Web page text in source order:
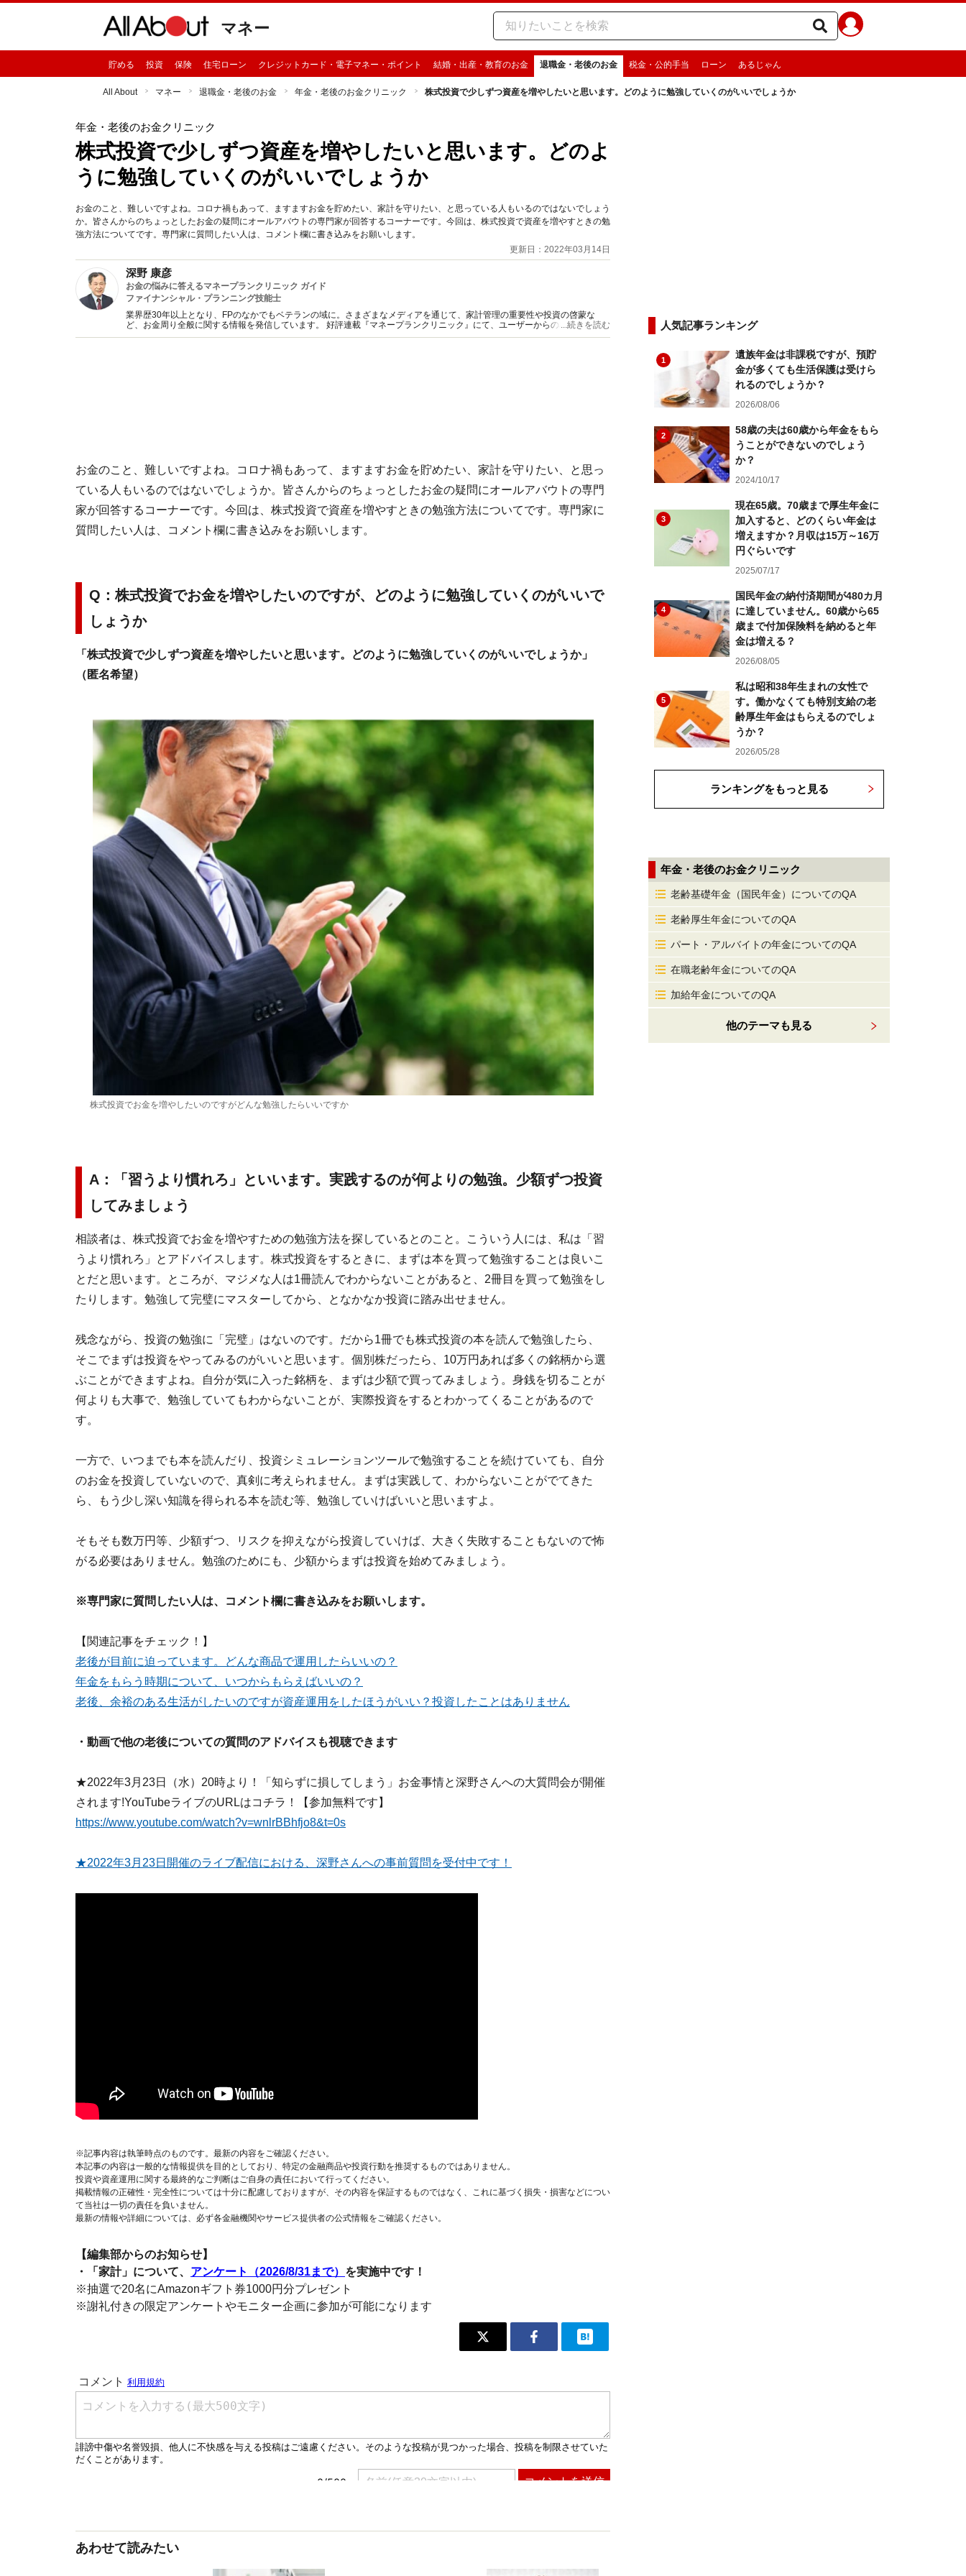
マネー
貯める 投資 保険 住宅ローン クレジットカード・電子マネー・ポイント 結婚・出産・教育のお金 退職金・老後のお金 税金・公的手当 ローン あるじゃん
All About マネー 退職金・老後のお金 年金・老後のお金クリニック 株式投資で少しずつ資産を増やしたいと思います。どのように勉強していくのがいいでしょうか
年金・老後のお金クリニック
株式投資で少しずつ資産を増やしたいと思います。どのよ
うに勉強していくのがいいでしょうか
お金のこと、難しいですよね。コロナ禍もあって、ますますお金を貯めたい、家計を守りたい、と思っている人もいるのではないでしょう
か。皆さんからのちょっとしたお金の疑問にオールアバウトの専門家が回答するコーナーです。今回は、株式投資で資産を増やすときの勉
強方法についてです。専門家に質問したい人は、コメント欄に書き込みをお願いします。
更新日：2022年03月14日
深野 康彦
お金の悩みに答えるマネープランクリニック ガイド
ファイナンシャル・プランニング技能士
業界歴30年以上となり、FPのなかでもベテランの域に。さまざまなメディアを通じて、家計管理の重要性や投資の啓蒙な
ど、お金周り全般に関する情報を発信しています。 好評連載『マネープランクリニック』にて、ユーザーからの相談に長続
きできる無理のない家計管理法をアドバイスしています。
...続きを読む
お金のこと、難しいですよね。コロナ禍もあって、ますますお金を貯めたい、家計を守りたい、と思っ
ている人もいるのではないでしょうか。皆さんからのちょっとしたお金の疑問にオールアバウトの専門
家が回答するコーナーです。今回は、株式投資で資産を増やすときの勉強方法についてです。専門家に
質問したい人は、コメント欄に書き込みをお願いします。
Q：株式投資でお金を増やしたいのですが、どのように勉強していくのがいいで
しょうか
「株式投資で少しずつ資産を増やしたいと思います。どのように勉強していくのがいいでしょうか」
（匿名希望）
株式投資でお金を増やしたいのですがどんな勉強したらいいですか
A：「習うより慣れろ」といいます。実践するのが何よりの勉強。少額ずつ投資
してみましょう
相談者は、株式投資でお金を増やすための勉強方法を探しているとのこと。こういう人には、私は「習
うより慣れろ」とアドバイスします。株式投資をするときに、まずは本を買って勉強することは良いこ
とだと思います。ところが、マジメな人は1冊読んでわからないことがあると、2冊目を買って勉強をし
たりします。勉強して完璧にマスターしてから、となかなか投資に踏み出せません。
残念ながら、投資の勉強に「完璧」はないのです。だから1冊でも株式投資の本を読んで勉強したら、
そこでまずは投資をやってみるのがいいと思います。個別株だったら、10万円あれば多くの銘柄から選
ぶことができますよね。自分が気に入った銘柄を、まずは少額で買ってみましょう。身銭を切ることが
何よりも大事で、勉強していてもわからないことが、実際投資をするとわかってくることがあるので
す。
一方で、いつまでも本を読んだり、投資シミュレーションツールで勉強することを続けていても、自分
のお金を投資していないので、真剣に考えられません。まずは実践して、わからないことがでてきた
ら、もう少し深い知識を得られる本を読む等、勉強していけばいいと思いますよ。
そもそも数万円等、少額ずつ、リスクを抑えながら投資していけば、大きく失敗することもないので怖
がる必要はありません。勉強のためにも、少額からまずは投資を始めてみましょう。
※専門家に質問したい人は、コメント欄に書き込みをお願いします。
【関連記事をチェック！】
老後が目前に迫っています。どんな商品で運用したらいいの？
年金をもらう時期について、いつからもらえばいいの？
老後、余裕のある生活がしたいのですが資産運用をしたほうがいい？投資したことはありません
・動画で他の老後についての質問のアドバイスも視聴できます
★2022年3月23日（水）20時より！「知らずに損してしまう」お金事情と深野さんへの大質問会が開催
されます!YouTubeライブのURLはコチラ！【参加無料です】
https://www.youtube.com/watch?v=wnlrBBhfjo8&t=0s
★2022年3月23日開催のライブ配信における、深野さんへの事前質問を受付中です！
※記事内容は執筆時点のものです。最新の内容をご確認ください。
本記事の内容は一般的な情報提供を目的としており、特定の金融商品や投資行動を推奨するものではありません。
投資や資産運用に関する最終的なご判断はご自身の責任において行ってください。
掲載情報の正確性・完全性については十分に配慮しておりますが、その内容を保証するものではなく、これに基づく損失・損害などについ
て当社は一切の責任を負いません。
最新の情報や詳細については、必ず各金融機関やサービス提供者の公式情報をご確認ください。
【編集部からのお知らせ】
・「家計」について、 アンケート（2026/8/31まで） を実施中です！
※抽選で20名にAmazonギフト券1000円分プレゼント
※謝礼付きの限定アンケートやモニター企画に参加が可能になります
あわせて読みたい
人気記事ランキング
1
遺族年金は非課税ですが、預貯
金が多くても生活保護は受けら
れるのでしょうか？
2026/08/06
2
58歳の夫は60歳から年金をもら
うことができないのでしょう
か？
2024/10/17
3
現在65歳。70歳まで厚生年金に
加入すると、どのくらい年金は
増えますか？月収は15万～16万
円ぐらいです
2025/07/17
4
国民年金の納付済期間が480カ月
に達していません。60歳から65
歳まで付加保険料を納めると年
金は増える？
2026/08/05
5
私は昭和38年生まれの女性で
す。働かなくても特別支給の老
齢厚生年金はもらえるのでしょ
うか？
2026/05/28
ランキングをもっと見る
年金・老後のお金クリニック
老齢基礎年金（国民年金）についてのQA
老齢厚生年金についてのQA
パート・アルバイトの年金についてのQA
在職老齢年金についてのQA
加給年金についてのQA
他のテーマも見る